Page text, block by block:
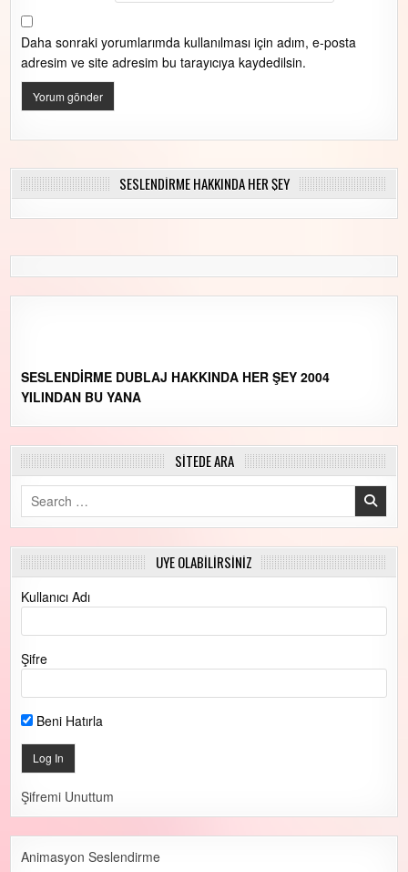
Daha sonraki yorumlarımda kullanılması için adım, e-posta
adresim ve site adresim bu tarayıcıya kaydedilsin.
SESLENDİRME HAKKINDA HER ŞEY
SESLENDİRME DUBLAJ HAKKINDA HER ŞEY 2004
YILINDAN BU YANA
SİTEDE ARA
Search for:
ÜYE OLABİLİRSİNİZ
Kullanıcı Adı
Şifre
Beni Hatırla
Şifremi Unuttum
Animasyon Seslendirme